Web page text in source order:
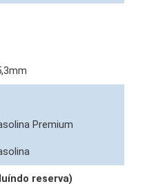
Premium
reserva)